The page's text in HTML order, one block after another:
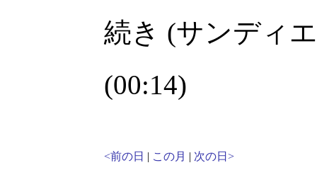
続き (サンディ
(00:14)
<前の日 | この月 | 次の日>